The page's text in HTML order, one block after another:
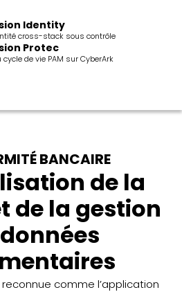
Identity
cross-stack sous contrôle
Protec
cycle de vie PAM sur CyberArk
BANCAIRE
de la
de la gestion
comme l’application